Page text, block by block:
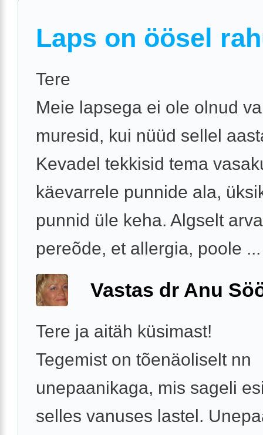
Laps on öösel
Tere
Meie lapsega ei ole olnud
muresid, kui nüüd sellel
Kevadel tekkisid tema
käevarrele punnide ala,
punnid üle keha. Algselt
pereõde, et allergia, poole ...
Vastas dr Anu
Tere ja aitäh küsimast!
Tegemist on tõenäoliselt nn
unepaanikaga, mis sageli
selles vanuses lastel.